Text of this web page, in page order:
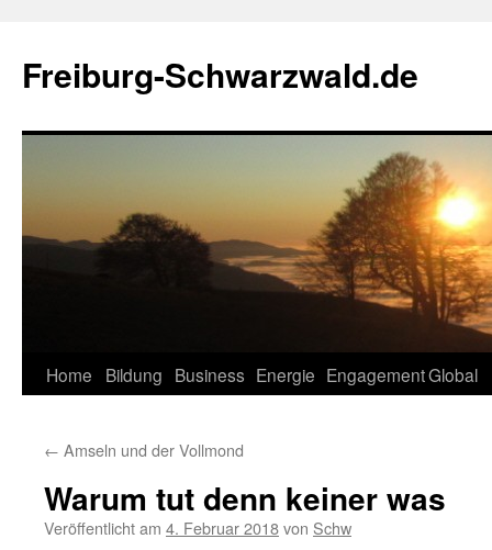
springen
Freiburg-Schwarzwald.de
Home Bildung Business Energie EngagementGlobal
← Amseln und der Vollmond
Warum tut denn keiner was
Veröffentlicht am 4. Februar 2018von Schw